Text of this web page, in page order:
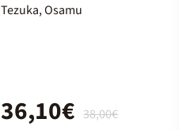
Tezuka, Osamu
38,00€
36,10€